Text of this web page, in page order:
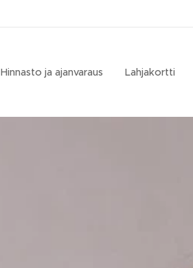
Hinnasto ja ajanvaraus Lahjakortti